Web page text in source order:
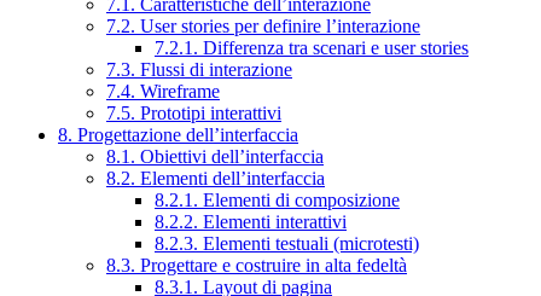
7.1. Caratteristiche dell’interazione
7.2. User stories per definire l’interazione
7.2.1. Differenza tra scenari e user stories
7.3. Flussi di interazione
7.4. Wireframe
7.5. Prototipi interattivi
8. Progettazione dell’interfaccia
8.1. Obiettivi dell’interfaccia
8.2. Elementi dell’interfaccia
8.2.1. Elementi di composizione
8.2.2. Elementi interattivi
8.2.3. Elementi testuali (microtesti)
8.3. Progettare e costruire in alta fedeltà
8.3.1. Layout di pagina